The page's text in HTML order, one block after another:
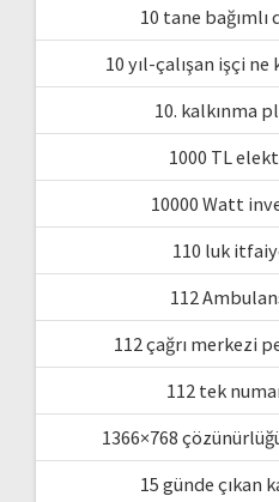
10 tane bağımlı
10 yıl-çalışan işçi
10. kalkınma
1000 TL
10000 Watt
110 luk
112
112 çağrı merkezi
112 tek
1366×768
15 günde çıkan